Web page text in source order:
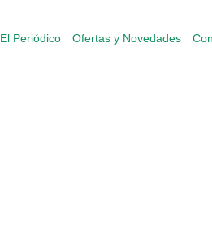
El Periódico Ofertas y Novedades